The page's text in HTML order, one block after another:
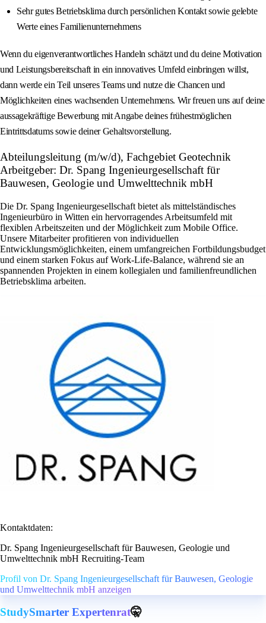
Sehr gutes Betriebsklima durch persönlichen Kontakt sowie gelebte
Werte eines Familienunternehmens
Wenn du eigenverantwortliches Handeln schätzt und du deine Motivation
und Leistungsbereitschaft in ein innovatives Umfeld einbringen willst,
dann werde ein Teil unseres Teams und nutze die Chancen und
Möglichkeiten eines wachsenden Unternehmens. Wir freuen uns auf deine
aussagekräftige Bewerbung mit Angabe deines frühestmöglichen
Eintrittsdatums sowie deiner Gehaltsvorstellung.
Abteilungsleitung (m/w/d), Fachgebiet Geotechnik
Arbeitgeber: Dr. Spang Ingenieurgesellschaft für
Bauwesen, Geologie und Umwelttechnik mbH
Die Dr. Spang Ingenieurgesellschaft bietet als mittelständisches
Ingenieurbüro in Witten ein hervorragendes Arbeitsumfeld mit
flexiblen Arbeitszeiten und der Möglichkeit zum Mobile Office.
Unsere Mitarbeiter profitieren von individuellen
Entwicklungsmöglichkeiten, einem umfangreichen Fortbildungsbudget
und einem starken Fokus auf Work-Life-Balance, während sie an
spannenden Projekten in einem kollegialen und familienfreundlichen
Betriebsklima arbeiten.
Kontaktdaten:
Dr. Spang Ingenieurgesellschaft für Bauwesen, Geologie und
Umwelttechnik mbH Recruiting-Team
Profil von Dr. Spang Ingenieurgesellschaft für Bauwesen, Geologie
und Umwelttechnik mbH anzeigen
StudySmarter Expertenrat🤫